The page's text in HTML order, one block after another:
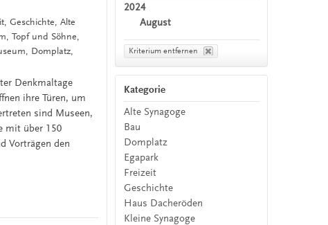
Geschichte, Alte
Topf und Söhne,
Domplatz,
Denkmaltage
ihre Türen, um
sind Museen,
mit über 150
Vorträgen den
2024
August
Kriterium entfernen
Kategorie
Alte Synagoge
Bau
Domplatz
Egapark
Freizeit
Geschichte
Haus Dacheröden
Kleine Synagoge